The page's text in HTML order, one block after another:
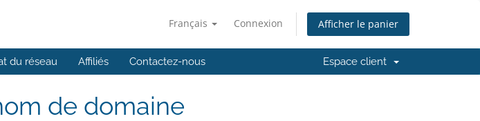
Français Connexion Afficher le panier
du réseau Affiliés Contactez-nous Espace client
de domaine